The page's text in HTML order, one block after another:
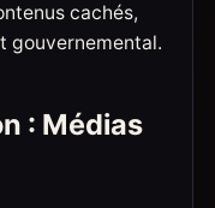
cachés,
gouvernemental.
: Médias